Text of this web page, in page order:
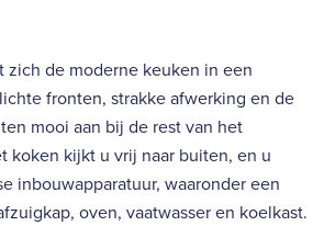
zich de moderne keuken in een
fronten, strakke afwerking en de
mooi aan bij de rest van het
koken kijkt u vrij naar buiten, en u
inbouwapparatuur, waaronder een
oven, vaatwasser en koelkast.